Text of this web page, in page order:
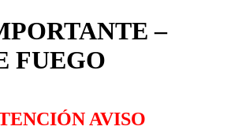
–
FUEGO
AVISO